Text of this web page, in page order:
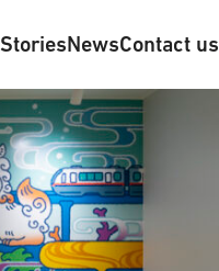
StoriesNewsContact us